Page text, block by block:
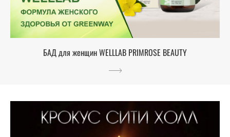
БАД для женщин WELLLAB PRIMROSE BEAUTY